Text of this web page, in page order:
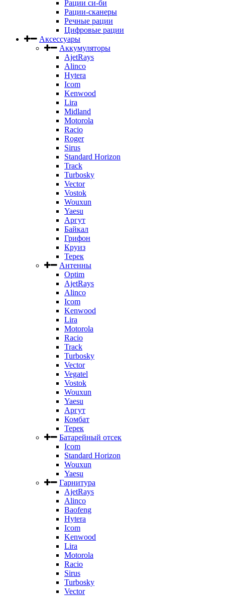
Рации си-би
Рации-сканеры
Речные рации
Цифровые рации
Аксессуары
Аккумуляторы
AjetRays
Alinco
Hytera
Icom
Kenwood
Lira
Midland
Motorola
Racio
Roger
Sirus
Standard Horizon
Track
Turbosky
Vector
Vostok
Wouxun
Yaesu
Аргут
Байкал
Грифон
Круиз
Терек
Антенны
Optim
AjetRays
Alinco
Icom
Kenwood
Lira
Motorola
Racio
Track
Turbosky
Vector
Vegatel
Vostok
Wouxun
Yaesu
Аргут
Комбат
Терек
Батарейный отсек
Icom
Standard Horizon
Wouxun
Yaesu
Гарнитура
AjetRays
Alinco
Baofeng
Hytera
Icom
Kenwood
Lira
Motorola
Racio
Sirus
Turbosky
Vector